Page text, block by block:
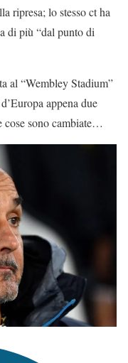
ripresa; lo stesso ct ha
di più “dal punto di
al “Wembley Stadium”
appena due
cose sono cambiate…